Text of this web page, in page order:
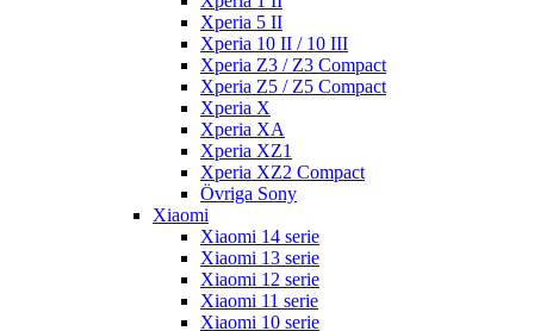
Xperia 5 II
Xperia 10 II / 10 III
Xperia Z3 / Z3 Compact
Xperia Z5 / Z5 Compact
Xperia X
Xperia XA
Xperia XZ1
Xperia XZ2 Compact
Övriga Sony
Xiaomi
Xiaomi 14 serie
Xiaomi 13 serie
Xiaomi 12 serie
Xiaomi 11 serie
Xiaomi 10 serie